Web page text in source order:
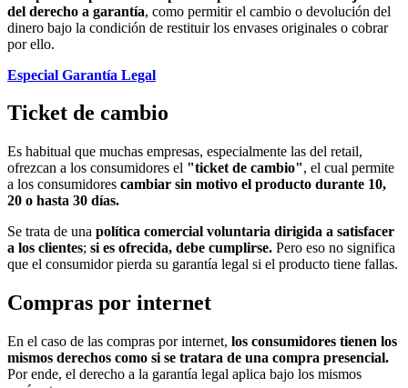
del derecho a garantía, como permitir el cambio o devolución del
dinero bajo la condición de restituir los envases originales o cobrar
por ello.
Especial Garantía Legal
Ticket de cambio
Es habitual que muchas empresas, especialmente las del retail,
ofrezcan a los consumidores el "ticket de cambio", el cual permite
a los consumidores cambiar sin motivo el producto durante 10,
20 o hasta 30 días.
Se trata de una política comercial voluntaria dirigida a satisfacer
a los clientes; si es ofrecida, debe cumplirse. Pero eso no significa
que el consumidor pierda su garantía legal si el producto tiene fallas.
Compras por internet
En el caso de las compras por internet, los consumidores tienen los
mismos derechos como si se tratara de una compra presencial.
Por ende, el derecho a la garantía legal aplica bajo los mismos